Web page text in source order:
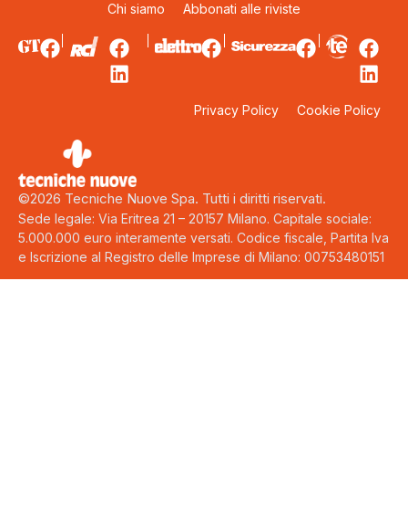
Chi siamo Abbonati alle riviste
Privacy Policy Cookie Policy
©2026 Tecniche Nuove Spa. Tutti i diritti riservati.
Sede legale: Via Eritrea 21 – 20157 Milano. Capitale sociale:
5.000.000 euro interamente versati. Codice fiscale, Partita Iva
e Iscrizione al Registro delle Imprese di Milano: 00753480151